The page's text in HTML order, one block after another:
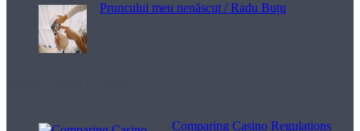
Pruncului meu nenăscut / Radu Buțu
Comparing Casino Regulations